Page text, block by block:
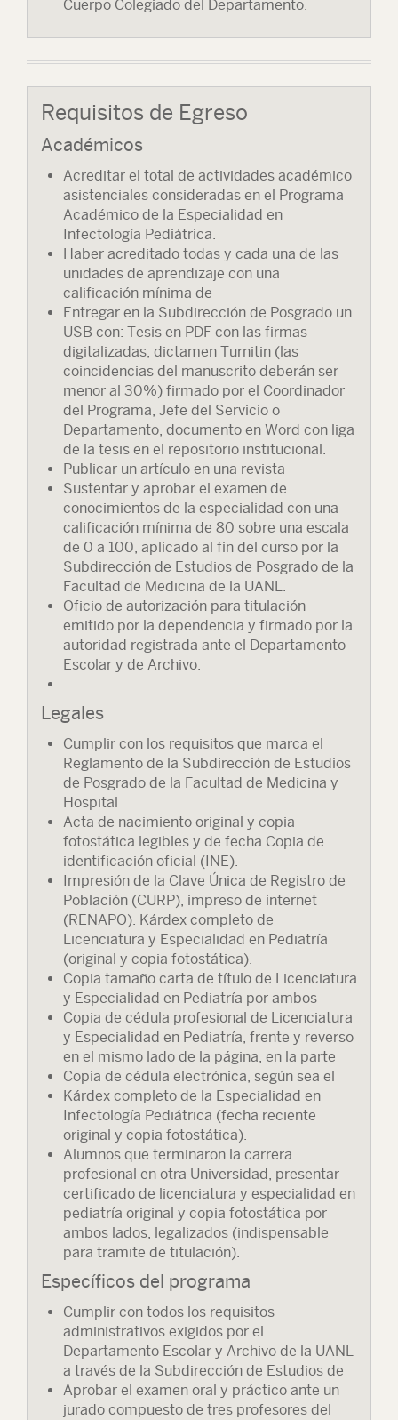
Cuerpo Colegiado del Departamento.
Requisitos de Egreso
Académicos
Acreditar el total de actividades académico
asistenciales consideradas en el Programa
Académico de la Especialidad en
Infectología Pediátrica.
Haber acreditado todas y cada una de las
unidades de aprendizaje con una
calificación mínima de
Entregar en la Subdirección de Posgrado un
USB con: Tesis en PDF con las firmas
digitalizadas, dictamen Turnitin (las
coincidencias del manuscrito deberán ser
menor al 30%) firmado por el Coordinador
del Programa, Jefe del Servicio o
Departamento, documento en Word con liga
de la tesis en el repositorio institucional.
Publicar un artículo en una revista
Sustentar y aprobar el examen de
conocimientos de la especialidad con una
calificación mínima de 80 sobre una escala
de 0 a 100, aplicado al fin del curso por la
Subdirección de Estudios de Posgrado de la
Facultad de Medicina de la UANL.
Oficio de autorización para titulación
emitido por la dependencia y firmado por la
autoridad registrada ante el Departamento
Escolar y de Archivo.
Legales
Cumplir con los requisitos que marca el
Reglamento de la Subdirección de Estudios
de Posgrado de la Facultad de Medicina y
Hospital
Acta de nacimiento original y copia
fotostática legibles y de fecha Copia de
identificación oficial (INE).
Impresión de la Clave Única de Registro de
Población (CURP), impreso de internet
(RENAPO). Kárdex completo de
Licenciatura y Especialidad en Pediatría
(original y copia fotostática).
Copia tamaño carta de título de Licenciatura
y Especialidad en Pediatría por ambos
Copia de cédula profesional de Licenciatura
y Especialidad en Pediatría, frente y reverso
en el mismo lado de la página, en la parte
Copia de cédula electrónica, según sea el
Kárdex completo de la Especialidad en
Infectología Pediátrica (fecha reciente
original y copia fotostática).
Alumnos que terminaron la carrera
profesional en otra Universidad, presentar
certificado de licenciatura y especialidad en
pediatría original y copia fotostática por
ambos lados, legalizados (indispensable
para tramite de titulación).
Específicos del programa
Cumplir con todos los requisitos
administrativos exigidos por el
Departamento Escolar y Archivo de la UANL
a través de la Subdirección de Estudios de
Aprobar el examen oral y práctico ante un
jurado compuesto de tres profesores del